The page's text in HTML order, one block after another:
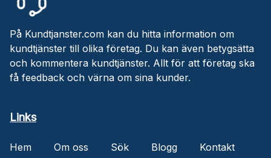
På Kundtjanster.com kan du hitta information om
kundtjänster till olika företag. Du kan även betygsätta
och kommentera kundtjänster. Allt för att företag ska
få feedback och värna om sina kunder.
Links
Hem Om oss Sök Blogg
Kontakt